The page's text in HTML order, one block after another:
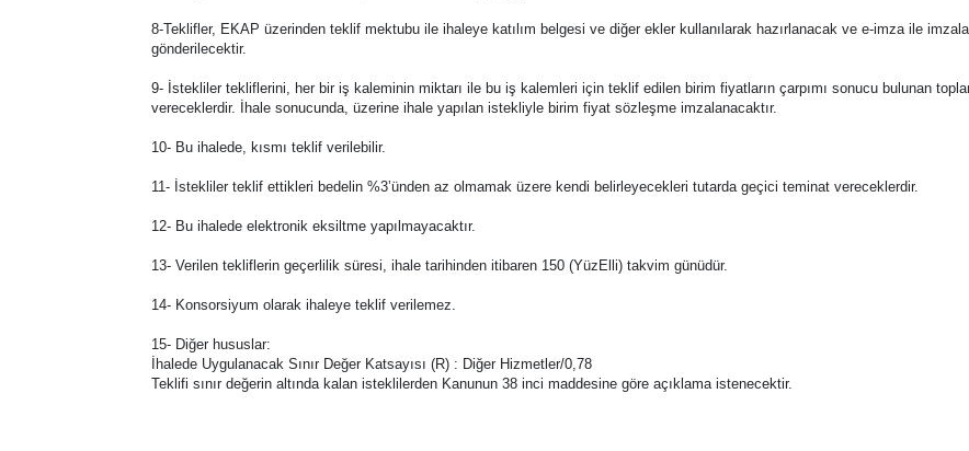
8-Teklifler, EKAP üzerinden teklif mektubu ile ihaleye katılım belgesi ve diğer ekler kullanılarak hazırlanacak ve e-imza ile
gönderilecektir.
9- İstekliler tekliflerini, her bir iş kaleminin miktarı ile bu iş kalemleri için teklif edilen birim fiyatların çarpımı sonucu bulunan
vereceklerdir. İhale sonucunda, üzerine ihale yapılan istekliyle birim fiyat sözleşme imzalanacaktır.
10- Bu ihalede, kısmı teklif verilebilir.
11- İstekliler teklif ettikleri bedelin %3’ünden az olmamak üzere kendi belirleyecekleri tutarda geçici teminat vereceklerdir.
12- Bu ihalede elektronik eksiltme yapılmayacaktır.
13- Verilen tekliflerin geçerlilik süresi, ihale tarihinden itibaren 150 (YüzElli) takvim günüdür.
14- Konsorsiyum olarak ihaleye teklif verilemez.
15- Diğer hususlar:
İhalede Uygulanacak Sınır Değer Katsayısı (R) : Diğer Hizmetler/0,78
Teklifi sınır değerin altında kalan isteklilerden Kanunun 38 inci maddesine göre açıklama istenecektir.